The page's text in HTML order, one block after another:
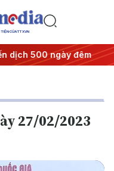
TIỆN CỦA TTXVN
dịch 500 ngày đêm
27/02/2023